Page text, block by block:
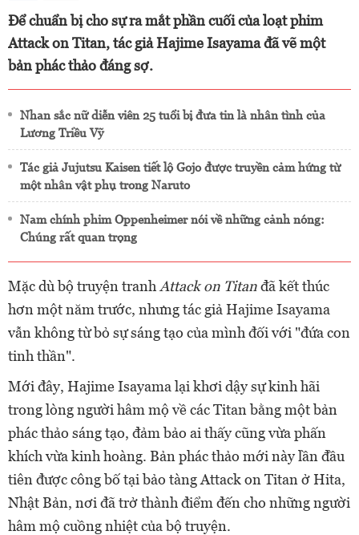
Để chuẩn bị cho sự ra mắt phần cuối của loạt phim
Attack on Titan, tác giả Hajime Isayama đã vẽ một
bản phác thảo đáng sợ.
Nhan sắc nữ diễn viên 25 tuổi bị đưa tin là nhân tình của
Lương Triều Vỹ
Tác giả Jujutsu Kaisen tiết lộ Gojo được truyền cảm hứng từ
một nhân vật phụ trong Naruto
Nam chính phim Oppenheimer nói về những cảnh nóng:
Chúng rất quan trọng
Mặc dù bộ truyện tranh Attack on Titanđã kết thúc
hơn một năm trước, nhưng tác giả Hajime Isayama
vẫn không từ bỏ sự sáng tạo của mình đối với "đứa con
tinh thần".
Mới đây, Hajime Isayama lại khơi dậy sự kinh hãi
trong lòng người hâm mộ về các Titan bằng một bản
phác thảo sáng tạo, đảm bảo ai thấy cũng vừa phấn
khích vừa kinh hoàng. Bản phác thảo mới này lần đầu
tiên được công bố tại bảo tàng Attack on Titan ở Hita,
Nhật Bản, nơi đã trở thành điểm đến cho những người
hâm mộ cuồng nhiệt của bộ truyện.